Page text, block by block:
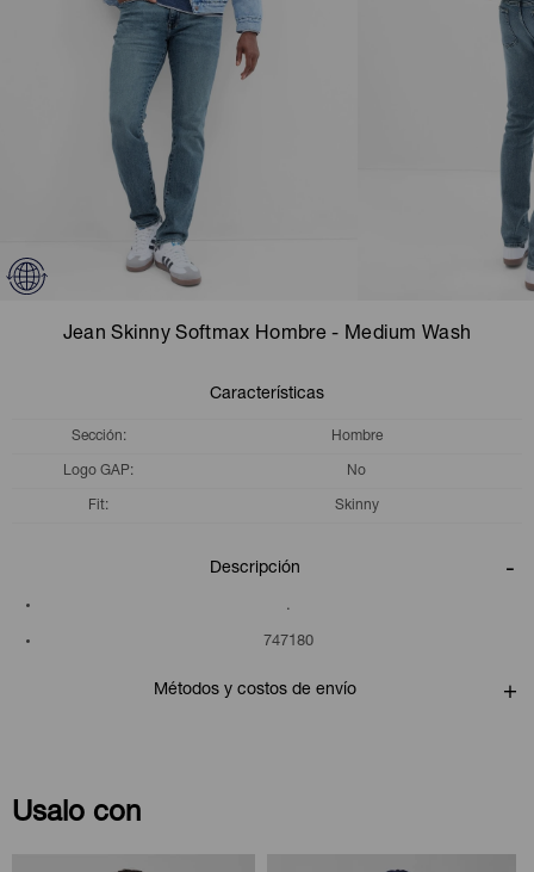
Jean Skinny Softmax Hombre - Medium Wash
Características
Sección Hombre
Logo GAP No
Fit Skinny
Descripción
.
747180
Métodos y costos de envío
Usalo con
Camperas
Musculosas
Vestidos y polleras
Calzas
Camperas
Ropa interior
Camperas
Ropa interior
Camperas